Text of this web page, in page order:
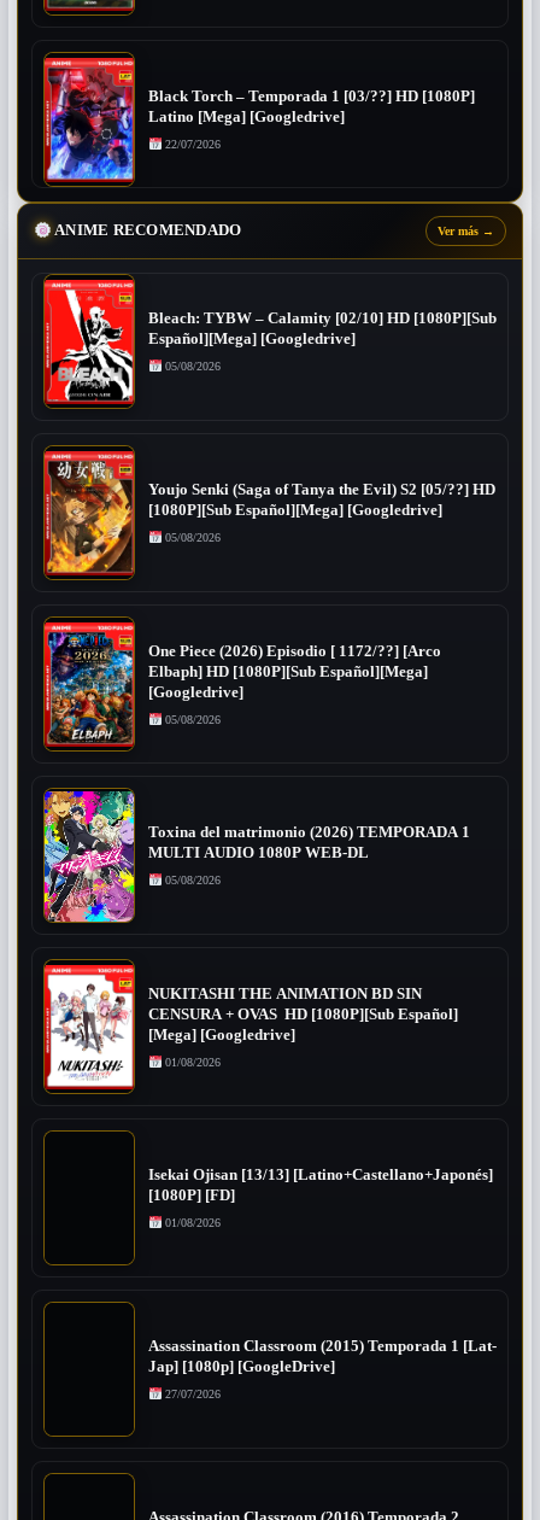
Black Torch – Temporada 1 [03/??] HD [1080P]
Latino [Mega] [Googledrive]
22/07/2026
ANIME RECOMENDADO Ver más →
Bleach: TYBW – Calamity [02/10] HD [1080P][Sub
Español][Mega] [Googledrive]
05/08/2026
Youjo Senki (Saga of Tanya the Evil) S2 [05/??] HD
[1080P][Sub Español][Mega] [Googledrive]
05/08/2026
One Piece (2026) Episodio [ 1172/??] [Arco
Elbaph] HD [1080P][Sub Español][Mega]
[Googledrive]
05/08/2026
Toxina del matrimonio (2026) TEMPORADA 1
MULTI AUDIO 1080P WEB-DL
05/08/2026
NUKITASHI THE ANIMATION BD SIN
CENSURA + OVAS HD [1080P][Sub Español]
[Mega] [Googledrive]
01/08/2026
Isekai Ojisan [13/13] [Latino+Castellano+Japonés]
[1080P] [FD]
01/08/2026
Assassination Classroom (2015) Temporada 1 [Lat-
Jap] [1080p] [GoogleDrive]
27/07/2026